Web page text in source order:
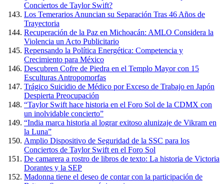
Conciertos de Taylor Swift?
Los Temerarios Anuncian su Separación Tras 46 Años de
Trayectoria
Recuperación de la Paz en Michoacán: AMLO Considera la
Violencia un Acto Publicitario
Repensando la Política Energética: Competencia y
Crecimiento para México
Descubren Cofre de Piedra en el Templo Mayor con 15
Esculturas Antropomorfas
Trágico Suicidio de Médico por Exceso de Trabajo en Japón
Despierta Preocupación
“Taylor Swift hace historia en el Foro Sol de la CDMX con
un inolvidable concierto”
“India marca historia al lograr exitoso alunizaje de Vikram en
la Luna”
Amplio Dispositivo de Seguridad de la SSC para los
Conciertos de Taylor Swift en el Foro Sol
De camarera a rostro de libros de texto: La historia de Victoria
Dorantes y la SEP
Madonna tiene el deseo de contar con la participación de